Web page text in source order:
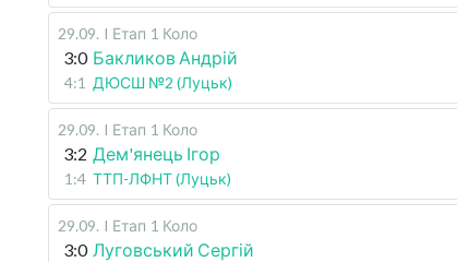
29.09. I Етап 1 Коло
3:0 Бакликов Андрій
4:1 ДЮСШ №2 (Луцьк)
29.09. I Етап 1 Коло
3:2 Дем'янець Ігор
1:4 ТТП-ЛФНТ (Луцьк)
29.09. I Етап 1 Коло
3:0 Луговський Сергій